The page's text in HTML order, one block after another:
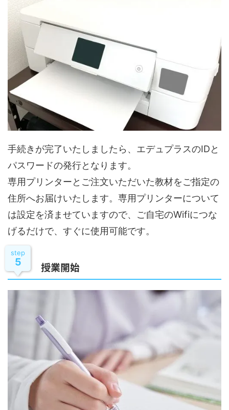
手続きが完了いたしましたら、エデュプラスのIDと
パスワードの発行となります。
専用プリンターとご注文いただいた教材をご指定の
住所へお届けいたします。専用プリンターについて
は設定を済ませていますので、ご自宅のWifiにつな
げるだけで、すぐに使用可能です。
step
5 授業開始